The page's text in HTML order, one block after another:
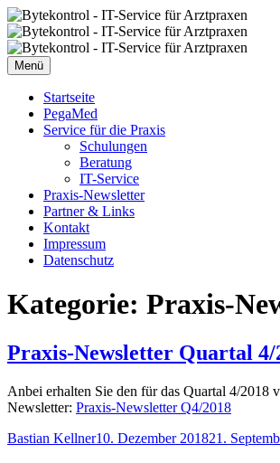
Zum
Inhalt
springen
Menü
Startseite
PegaMed
Service für die Praxis
Schulungen
Beratung
IT-Service
Praxis-Newsletter
Partner & Links
Kontakt
Impressum
Datenschutz
Kategorie: Praxis-
Praxis-Newsletter Quartal 4/
Anbei erhalten Sie den für das Quartal 4/2018
Newsletter: Praxis-Newsletter Q4/2018
Autor
Bastian KellnerVeröffentlicht
10. Dezember 201821.